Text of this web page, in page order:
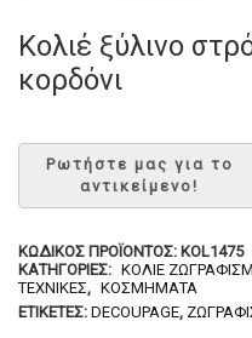
Κολιέ ξύλινο
κορδόνι
ΚΩΔΙΚΌΣ ΠΡΟΪΌΝΤΟΣ: KOL1475
ΚΑΤΗΓΟΡΊΕΣ: ΚΟΛΙΈ
ΤΕΧΝΙΚΈΣ, ΚΟΣΜΉΜΑΤΑ
ΕΤΙΚΈΤΕΣ: DECOUPAGE,